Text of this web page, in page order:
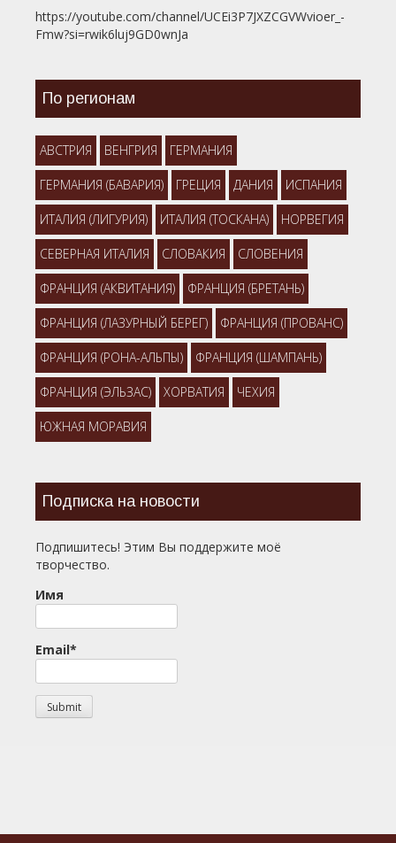
https://youtube.com/channel/UCEi3P7JXZCGVWvioer_-
Fmw?si=rwik6luj9GD0wnJa
По регионам
АВСТРИЯ ВЕНГРИЯ ГЕРМАНИЯ
ГЕРМАНИЯ (БАВАРИЯ) ГРЕЦИЯ ДАНИЯ ИСПАНИЯ
ИТАЛИЯ (ЛИГУРИЯ) ИТАЛИЯ (ТОСКАНА) НОРВЕГИЯ
СЕВЕРНАЯ ИТАЛИЯ СЛОВАКИЯ СЛОВЕНИЯ
ФРАНЦИЯ (АКВИТАНИЯ) ФРАНЦИЯ (БРЕТАНЬ)
ФРАНЦИЯ (ЛАЗУРНЫЙ БЕРЕГ) ФРАНЦИЯ (ПРОВАНС)
ФРАНЦИЯ (РОНА-АЛЬПЫ) ФРАНЦИЯ (ШАМПАНЬ)
ФРАНЦИЯ (ЭЛЬЗАС) ХОРВАТИЯ ЧЕХИЯ
ЮЖНАЯ МОРАВИЯ
Подписка на новости
Подпишитесь! Этим Вы поддержите моё
творчество.
Имя
Email*